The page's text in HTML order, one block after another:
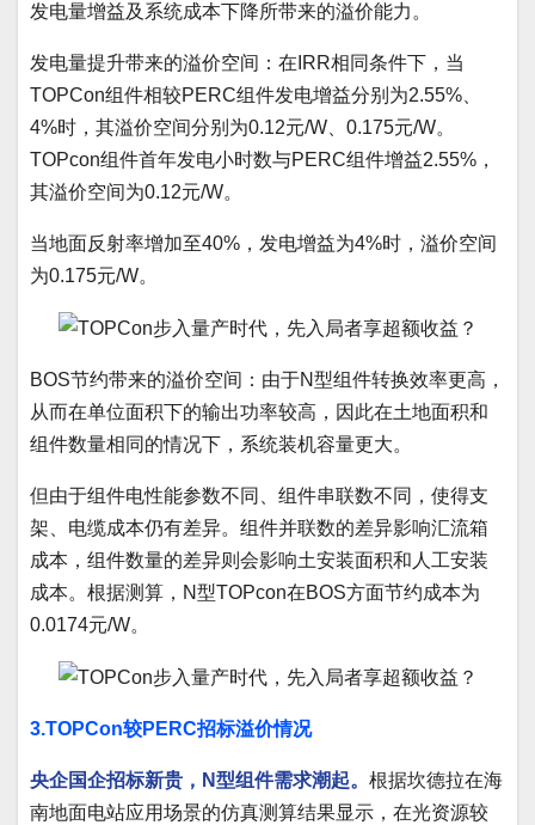
发电量增益及系统成本下降所带来的溢价能力。
发电量提升带来的溢价空间：在IRR相同条件下，当
TOPCon组件相较PERC组件发电增益分别为2.55%、
4%时，其溢价空间分别为0.12元/W、0.175元/W。
TOPcon组件首年发电小时数与PERC组件增益2.55%，
其溢价空间为0.12元/W。
当地面反射率增加至40%，发电增益为4%时，溢价空间
为0.175元/W。
BOS节约带来的溢价空间：由于N型组件转换效率更高，
从而在单位面积下的输出功率较高，因此在土地面积和
组件数量相同的情况下，系统装机容量更大。
但由于组件电性能参数不同、组件串联数不同，使得支
架、电缆成本仍有差异。组件并联数的差异影响汇流箱
成本，组件数量的差异则会影响土安装面积和人工安装
成本。根据测算，N型TOPcon在BOS方面节约成本为
0.0174元/W。
3.TOPCon较PERC招标溢价情况
央企国企招标新贵，N型组件需求潮起。 根据坎德拉在海
南地面电站应用场景的仿真测算结果显示，在光资源较